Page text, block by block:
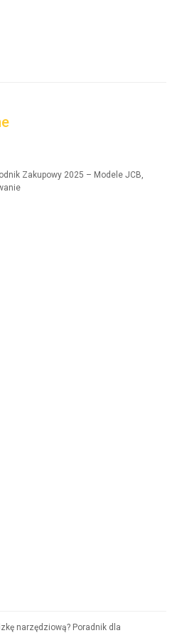
Zakupowy 2025 – Modele JCB,
narzędziową? Poradnik dla